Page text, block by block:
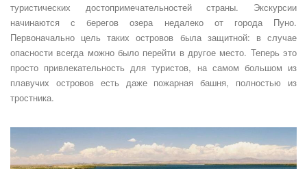
туристических достопримечательностей страны. Экскурсии
начинаются с берегов озера недалеко от города Пуно.
Первоначально цель таких островов была защитной: в случае
опасности всегда можно было перейти в другое место. Теперь это
просто привлекательность для туристов, на самом большом из
плавучих островов есть даже пожарная башня, полностью из
тростника.